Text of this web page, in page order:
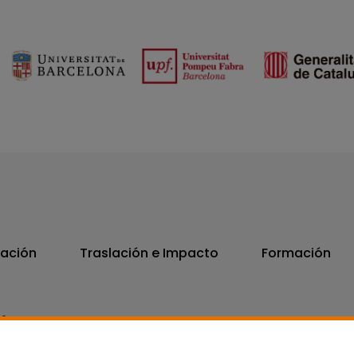
Traslación e Impacto Formación